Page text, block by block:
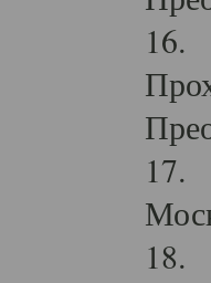
16.
17.
18.